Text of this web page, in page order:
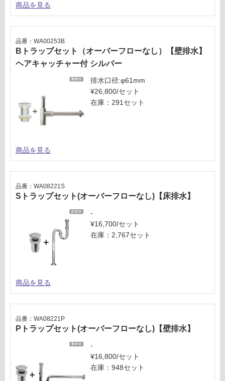
商品を見る
Bトラップセット（オーバーフローなし）【壁排水】
ヘアキャッチャー付 シルバー
品番：WA00253B
排水口径:φ61mm
¥26,800/セット
在庫：291セット
商品を見る
Sトラップセット(オーバーフローなし)【床排水】
品番：WA08221S
-
¥16,700/セット
在庫：2,767セット
商品を見る
Pトラップセット(オーバーフローなし)【壁排水】
品番：WA08221P
-
¥16,800/セット
在庫：948セット